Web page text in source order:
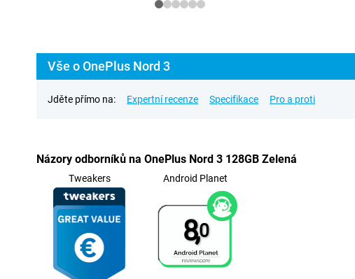
Vše o OnePlus Nord 3
Jděte přímo na: Expertní recenze Specifikace Pro a proti
Názory odborníků na OnePlus Nord 3 128GB Zelená
Tweakers Android Planet
8,0